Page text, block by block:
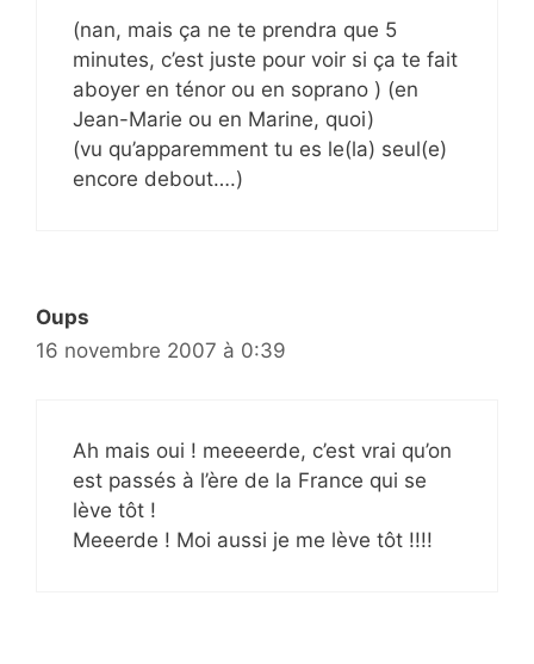
(nan, mais ça ne te prendra que 5
minutes, c’est juste pour voir si ça te fait
aboyer en ténor ou en soprano ) (en
Jean-Marie ou en Marine, quoi)
(vu qu’apparemment tu es le(la) seul(e)
encore debout….)
Oups
16 novembre 2007 à 0:39
Ah mais oui ! meeeerde, c’est vrai qu’on
est passés à l’ère de la France qui se
lève tôt !
Meeerde ! Moi aussi je me lève tôt !!!!